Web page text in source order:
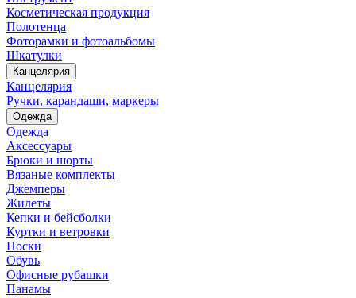
Косметическая продукция
Полотенца
Фоторамки и фотоальбомы
Шкатулки
Канцелярия
Канцелярия
Ручки, карандаши, маркеры
Одежда
Одежда
Аксессуары
Брюки и шорты
Вязаные комплекты
Джемперы
Жилеты
Кепки и бейсболки
Куртки и ветровки
Носки
Обувь
Офисные рубашки
Панамы